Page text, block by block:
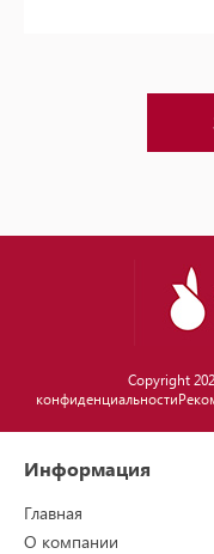
Copyright
конфиденциальности
Информация
Главная
О компании